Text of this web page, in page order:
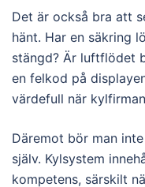
Det är också bra att
hänt. Har en säkring
stängd? Är luftflödet
en felkod på
värdefull när
Däremot bör man
själv. Kylsystem
kompetens, särskilt